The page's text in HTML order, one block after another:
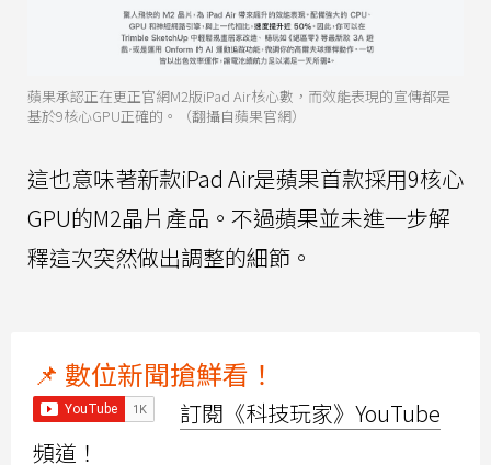
蘋果承認正在更正官網M2版iPad Air核心數，而效能表現的宣傳都是
基於9核心GPU正確的。（翻攝自蘋果官網）
這也意味著新款iPad Air是蘋果首款採用9核心
GPU的M2晶片產品。不過蘋果並未進一步解
釋這次突然做出調整的細節。
📌 數位新聞搶鮮看！
訂閱《科技玩家》YouTube
頻道！